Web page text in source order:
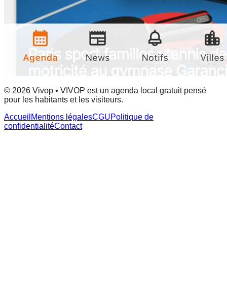
© 2026 Vivop • VIVOP est un agenda local gratuit pensé
pour les habitants et les visiteurs.
Accueil Mentions légalesCGUPolitique de
confidentialitéContact